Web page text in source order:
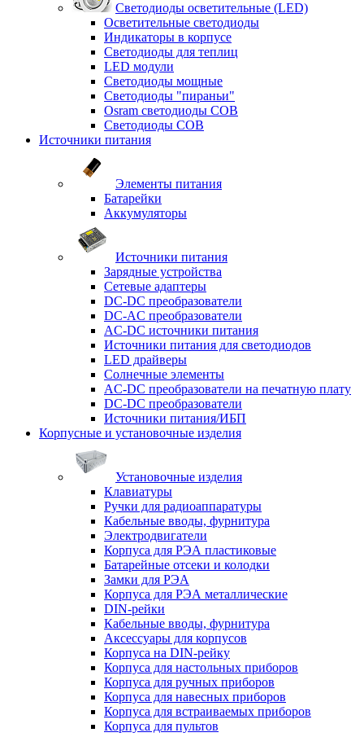
Светодиоды осветительные (LED)
Осветительные светодиоды
Индикаторы в корпусе
Светодиоды для теплиц
LED модули
Светодиоды мощные
Светодиоды "пираньи"
Osram светодиоды COB
Светодиоды COB
Источники питания
Элементы питания
Батарейки
Аккумуляторы
Источники питания
Зарядные устройства
Сетевые адаптеры
DC-DC преобразователи
DC-AC преобразователи
AC-DC источники питания
Источники питания для светодиодов
LED драйверы
Солнечные элементы
AC-DC преобразователи на печатную плату
DC-DC преобразователи
Источники питания/ИБП
Корпусные и установочные изделия
Установочные изделия
Клавиатуры
Ручки для радиоаппаратуры
Кабельные вводы, фурнитура
Электродвигатели
Корпуса для РЭА пластиковые
Батарейные отсеки и колодки
Замки для РЭА
Корпуса для РЭА металлические
DIN-рейки
Кабельные вводы, фурнитура
Аксессуары для корпусов
Корпуса на DIN-рейку
Корпуса для настольных приборов
Корпуса для ручных приборов
Корпуса для навесных приборов
Корпуса для встраиваемых приборов
Корпуса для пультов